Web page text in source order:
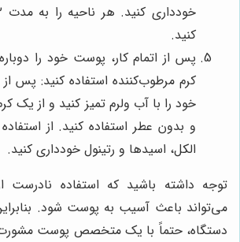
کنید.
پس از اتمام کار، پوست خود را
کرم مرطوب‌کننده استفاده کنید: پس
خود را با آب ولرم تمیز کنید و از یک
و بدون عطر استفاده کنید. از
الکل، اسیدها و رتینول خودداری کنید.
توجه داشته باشید که استفاده نادرست
می‌تواند باعث آسیب به پوست شود.
دستگاه، حتماً با یک متخصص پوست